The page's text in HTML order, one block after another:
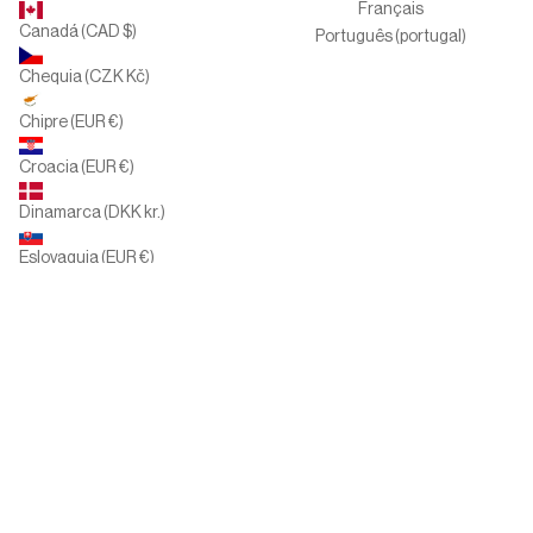
Canadá (CAD $)
Chequia (CZK Kč)
Chipre (EUR €)
Croacia (EUR €)
Dinamarca (DKK kr.)
Eslovaquia (EUR €)
Français
Português (portugal)